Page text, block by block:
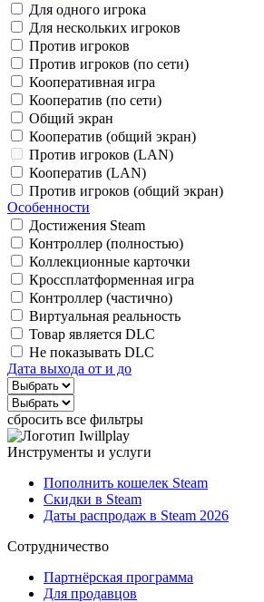
Для одного игрока
Для нескольких игроков
Против игроков
Против игроков (по сети)
Кооперативная игра
Кооператив (по сети)
Общий экран
Кооператив (общий экран)
Против игроков (LAN)
Кооператив (LAN)
Против игроков (общий экран)
Особенности
Достижения Steam
Контроллер (полностью)
Коллекционные карточки
Кроссплатформенная игра
Контроллер (частично)
Виртуальная реальность
Товар является DLC
Не показывать DLC
Дата выхода от и до
сбросить все фильтры
Инструменты и услуги
Пополнить кошелек Steam
Скидки в Steam
Даты распродаж в Steam 2026
Сотрудничество
Партнёрская программа
Для продавцов